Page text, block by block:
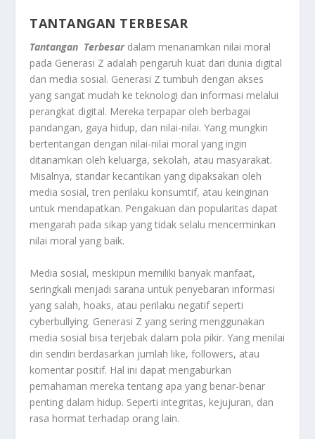
TANTANGAN TERBESAR
Tantangan Terbesardalam menanamkan nilai moral
pada Generasi Z adalah pengaruh kuat dari dunia digital
dan media sosial. Generasi Z tumbuh dengan akses
yang sangat mudah ke teknologi dan informasi melalui
perangkat digital. Mereka terpapar oleh berbagai
pandangan, gaya hidup, dan nilai-nilai. Yang mungkin
bertentangan dengan nilai-nilai moral yang ingin
ditanamkan oleh keluarga, sekolah, atau masyarakat.
Misalnya, standar kecantikan yang dipaksakan oleh
media sosial, tren perilaku konsumtif, atau keinginan
untuk mendapatkan. Pengakuan dan popularitas dapat
mengarah pada sikap yang tidak selalu mencerminkan
nilai moral yang baik.
Media sosial, meskipun memiliki banyak manfaat,
seringkali menjadi sarana untuk penyebaran informasi
yang salah, hoaks, atau perilaku negatif seperti
cyberbullying. Generasi Z yang sering menggunakan
media sosial bisa terjebak dalam pola pikir. Yang menilai
diri sendiri berdasarkan jumlah like, followers, atau
komentar positif. Hal ini dapat mengaburkan
pemahaman mereka tentang apa yang benar-benar
penting dalam hidup. Seperti integritas, kejujuran, dan
rasa hormat terhadap orang lain.